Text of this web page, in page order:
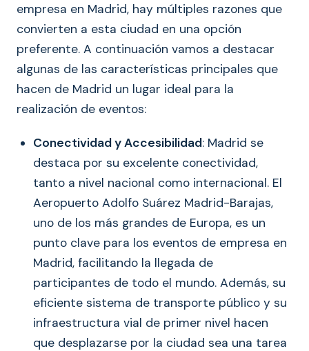
empresa en Madrid, hay múltiples razones que
convierten a esta ciudad en una opción
preferente. A continuación vamos a destacar
algunas de las características principales que
hacen de Madrid un lugar ideal para la
realización de eventos:
Conectividad y Accesibilidad: Madrid se
destaca por su excelente conectividad,
tanto a nivel nacional como internacional. El
Aeropuerto Adolfo Suárez Madrid-Barajas,
uno de los más grandes de Europa, es un
punto clave para los eventos de empresa en
Madrid, facilitando la llegada de
participantes de todo el mundo. Además, su
eficiente sistema de transporte público y su
infraestructura vial de primer nivel hacen
que desplazarse por la ciudad sea una tarea